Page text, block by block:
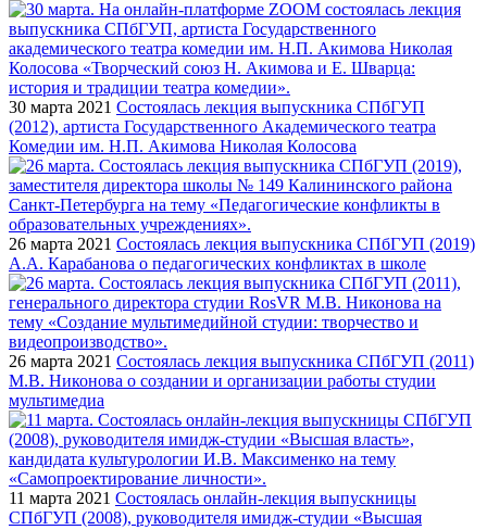
30 марта 2021 Состоялась лекция выпускника СПбГУП
(2012), артиста Государственного Академического театра
Комедии им. Н.П. Акимова Николая Колосова
26 марта 2021 Состоялась лекция выпускника СПбГУП (2019)
А.А. Карабанова о педагогических конфликтах в школе
26 марта 2021 Состоялась лекция выпускника СПбГУП (2011)
М.В. Никонова о создании и организации работы студии
мультимедиа
11 марта 2021 Состоялась онлайн-лекция выпускницы
СПбГУП (2008), руководителя имидж-студии «Высшая